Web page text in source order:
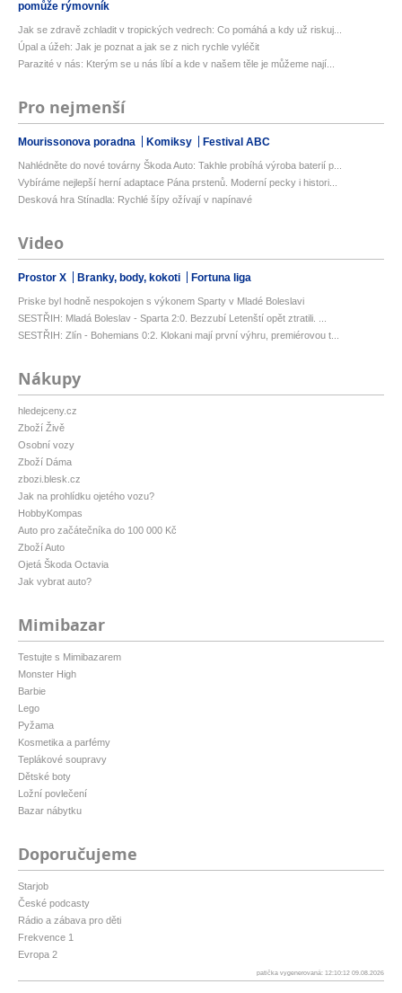
pomůže rýmovník
Jak se zdravě zchladit v tropických vedrech: Co pomáhá a kdy už riskuj...
Úpal a úžeh: Jak je poznat a jak se z nich rychle vyléčit
Parazité v nás: Kterým se u nás líbí a kde v našem těle je můžeme nají...
Pro nejmenší
Mourissonova poradna Komiksy Festival ABC
Nahlédněte do nové továrny Škoda Auto: Takhle probíhá výroba baterií p...
Vybíráme nejlepší herní adaptace Pána prstenů. Moderní pecky i histori...
Desková hra Stínadla: Rychlé šípy ožívají v napínavé
Video
Prostor X Branky, body, kokoti Fortuna liga
Priske byl hodně nespokojen s výkonem Sparty v Mladé Boleslavi
SESTŘIH: Mladá Boleslav - Sparta 2:0. Bezzubí Letenští opět ztratili. ...
SESTŘIH: Zlín - Bohemians 0:2. Klokani mají první výhru, premiérovou t...
Nákupy
hledejceny.cz
Zboží Živě
Osobní vozy
Zboží Dáma
zbozi.blesk.cz
Jak na prohlídku ojetého vozu?
HobbyKompas
Auto pro začátečníka do 100 000 Kč
Zboží Auto
Ojetá Škoda Octavia
Jak vybrat auto?
Mimibazar
Testujte s Mimibazarem
Monster High
Barbie
Lego
Pyžama
Kosmetika a parfémy
Teplákové soupravy
Dětské boty
Ložní povlečení
Bazar nábytku
Doporučujeme
Starjob
České podcasty
Rádio a zábava pro děti
Frekvence 1
Evropa 2
patička vygenerovaná: 12:10:12 09.08.2026